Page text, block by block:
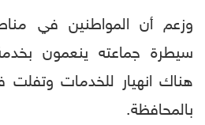
وزعم أن المواطنين في
سيطرة جماعته ينعمون
هناك انهيار للخدمات وتفلت
بالمحافظة.